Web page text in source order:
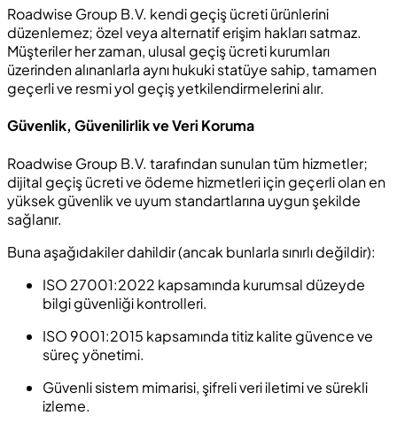
Roadwise Group B.V. kendi geçiş ücreti ürünlerini
düzenlemez; özel veya alternatif erişim hakları satmaz.
Müşteriler her zaman, ulusal geçiş ücreti kurumları
üzerinden alınanlarla aynı hukuki statüye sahip, tamamen
geçerli ve resmi yol geçiş yetkilendirmelerini alır.
Güvenlik, Güvenilirlik ve Veri Koruma
Roadwise Group B.V. tarafından sunulan tüm hizmetler;
dijital geçiş ücreti ve ödeme hizmetleri için geçerli olan en
yüksek güvenlik ve uyum standartlarına uygun şekilde
sağlanır.
Buna aşağıdakiler dahildir (ancak bunlarla sınırlı değildir):
ISO 27001:2022 kapsamında kurumsal düzeyde
bilgi güvenliği kontrolleri.
ISO 9001:2015 kapsamında titiz kalite güvence ve
süreç yönetimi.
Güvenli sistem mimarisi, şifreli veri iletimi ve sürekli
izleme.